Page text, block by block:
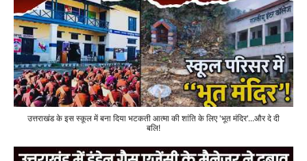
उत्तराखंड के इस स्कूल में बना दिया भटकती आत्मा की शांति के लिए 'भूत मंदिर'...और दे दी
बलि!